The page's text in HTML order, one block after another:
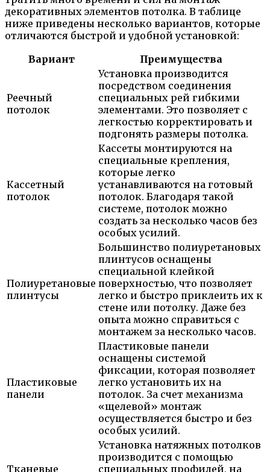
декоративных элементов потолка. В таблице
ниже приведены несколько вариантов, которые
отличаются быстрой и удобной установкой:
Вариант
Преимущества
Реечный
потолок
Установка производится
посредством соединения
специальных рей гибкими
элементами. Это позволяет с
легкостью корректировать и
подгонять размеры потолка.
Кассетный
потолок
Кассеты монтируются на
специальные крепления,
которые легко
устанавливаются на готовый
потолок. Благодаря такой
системе, потолок можно
создать за несколько часов без
особых усилий.
Полиуретановые
плинтусы
Большинство полиуретановых
плинтусов оснащены
специальной клейкой
поверхностью, что позволяет
легко и быстро приклеить их к
стене или потолку. Даже без
опыта можно справиться с
монтажем за несколько часов.
Пластиковые
панели
Пластиковые панели
оснащены системой
фиксации, которая позволяет
легко установить их на
потолок. За счет механизма
«щелевой» монтаж
осуществляется быстро и без
особых усилий.
Тканевые
Установка натяжных потолков
производится с помощью
специальных профилей, на